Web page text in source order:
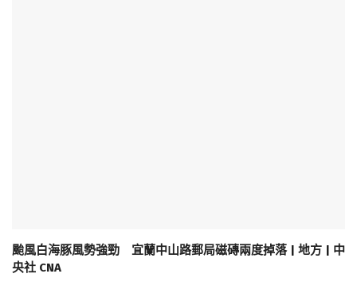
颱風白海豚風勢強勁 宜蘭中山路郵局磁磚兩度掉落 | 地方 | 中
央社 CNA